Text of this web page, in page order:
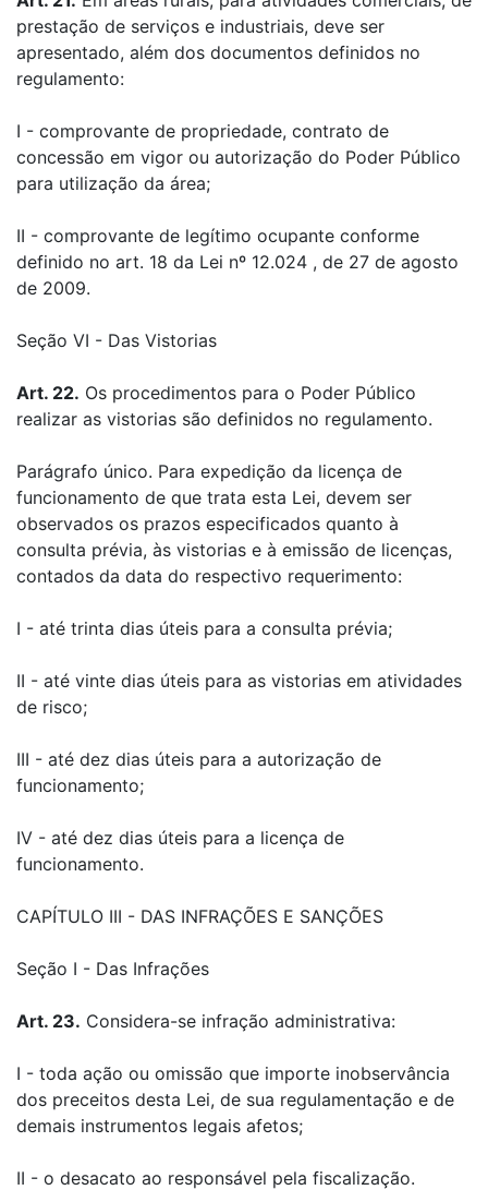
prestação de serviços e industriais, deve ser
apresentado, além dos documentos definidos no
regulamento:
I - comprovante de propriedade, contrato de
concessão em vigor ou autorização do Poder Público
para utilização da área;
II - comprovante de legítimo ocupante conforme
definido no art. 18 da Lei nº 12.024 , de 27 de agosto
de 2009.
Seção VI - Das Vistorias
Art. 22. Os procedimentos para o Poder Público
realizar as vistorias são definidos no regulamento.
Parágrafo único. Para expedição da licença de
funcionamento de que trata esta Lei, devem ser
observados os prazos especificados quanto à
consulta prévia, às vistorias e à emissão de licenças,
contados da data do respectivo requerimento:
I - até trinta dias úteis para a consulta prévia;
II - até vinte dias úteis para as vistorias em atividades
de risco;
III - até dez dias úteis para a autorização de
funcionamento;
IV - até dez dias úteis para a licença de
funcionamento.
CAPÍTULO III - DAS INFRAÇÕES E SANÇÕES
Seção I - Das Infrações
Art. 23. Considera-se infração administrativa:
I - toda ação ou omissão que importe inobservância
dos preceitos desta Lei, de sua regulamentação e de
demais instrumentos legais afetos;
II - o desacato ao responsável pela fiscalização.